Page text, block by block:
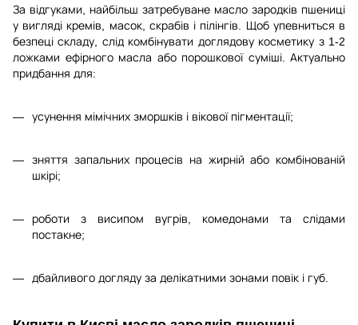
За відгуками, найбільш затребуване масло зародків пшениці
у вигляді кремів, масок, скрабів і пілінгів. Щоб упевниться в
безпеці складу, слід комбінувати доглядову косметику з 1-2
ложками ефірного масла або порошкової суміші. Актуально
придбання для:
усунення мімічних зморшків і вікової пігментації;
зняття запальних процесів на жирній або комбінованій
шкірі;
роботи з висипом вугрів, комедонами та слідами
постакне;
дбайливого догляду за делікатними зонами повік і губ.